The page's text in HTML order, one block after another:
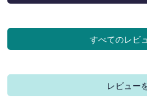
すべてのレビ
レビュー